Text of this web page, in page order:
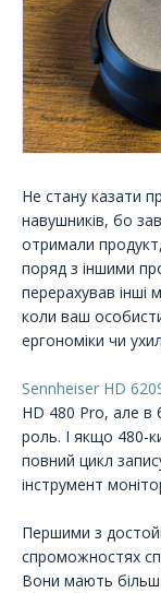
Не стану казати
навушників, бо
отримали
поряд з іншими
перерахував інші
коли ваш
ергономіки чи
Sennheiser HD
HD 480 Pro, але в
роль. І якщо 480-
повний цикл
інструмент
Першими з
спроможностях
Вони мають більш